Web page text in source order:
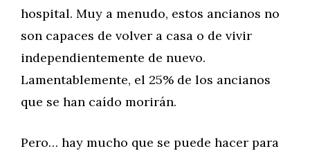
hospital. Muy a menudo, estos ancianos no
son capaces de volver a casa o de vivir
independientemente de nuevo.
Lamentablemente, el 25% de los ancianos
que se han caído morirán.
Pero… hay mucho que se puede hacer para